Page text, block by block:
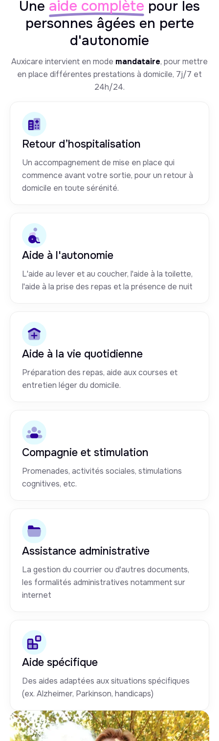
Une aide complète pour les
personnes âgées en perte
d'autonomie
Auxicare intervient en mode mandataire, pour mettre
en place différentes prestations à domicile, 7j/7 et
24h/24.
Retour d’hospitalisation
Un accompagnement de mise en place qui
commence avant votre sortie, pour un retour à
domicile en toute sérénité.
Aide à l'autonomie
L'aide au lever et au coucher, l'aide à la toilette,
l'aide à la prise des repas et la présence de nuit
Aide à la vie quotidienne
Préparation des repas, aide aux courses et
entretien léger du domicile.
Compagnie et stimulation
Promenades, activités sociales, stimulations
cognitives, etc.
Assistance administrative
La gestion du courrier ou d'autres documents,
les formalités administratives notamment sur
internet
Aide spécifique
Des aides adaptées aux situations spécifiques
(ex. Alzheimer, Parkinson, handicaps)